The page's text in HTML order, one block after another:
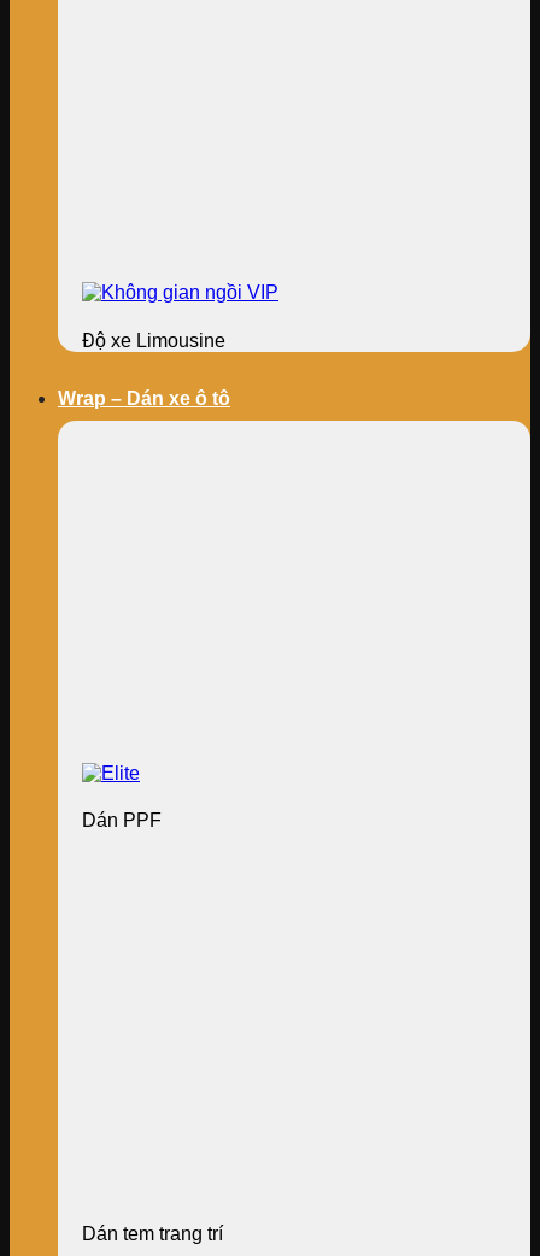
Độ xe Limousine
Wrap – Dán xe ô tô
Dán PPF
Dán tem trang trí